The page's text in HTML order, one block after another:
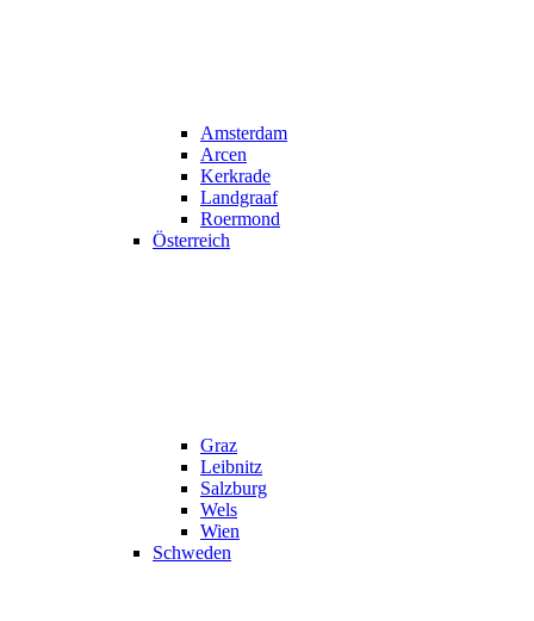
Amsterdam
Arcen
Kerkrade
Landgraaf
Roermond
Österreich
Graz
Leibnitz
Salzburg
Wels
Wien
Schweden